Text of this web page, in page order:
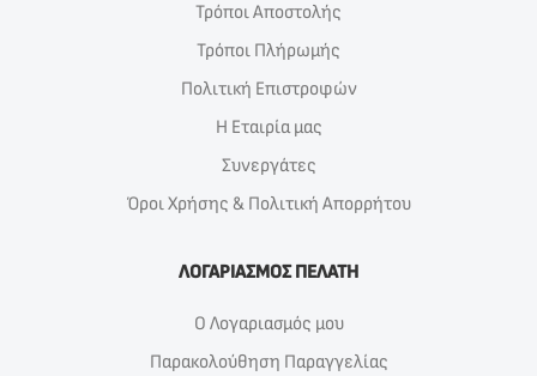
Τρόποι Αποστολής
Τρόποι Πλήρωμής
Πολιτική Επιστροφών
Η Εταιρία μας
Συνεργάτες
Όροι Χρήσης & Πολιτική Απορρήτου
ΛΟΓΑΡΙΑΣΜΟΣ ΠΕΛΑΤΗ
Ο Λογαριασμός μου
Παρακολούθηση Παραγγελίας